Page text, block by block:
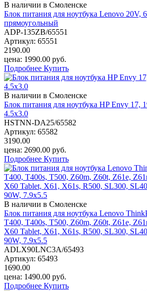
В наличии в Смоленске
Блок питания для ноутбука Lenovo 20V,
прямоугольный
ADP-135ZB/65551
Артикул: 65551
2190.00
цена: 1990.00 руб.
Подробнее Купить
В наличии в Смоленске
Блок питания для ноутбука HP Envy 17,
4.5x3.0
HSTNN-DA25/65582
Артикул: 65582
3190.00
цена: 2690.00 руб.
Подробнее Купить
В наличии в Смоленске
Блок питания для ноутбука Lenovo
T400, T400s, T500, Z60m, Z60t, Z61e,
X60 Tablet, X61, X61s, R500, SL300,
90W, 7.9х5.5
ADLX90LNC3A/65493
Артикул: 65493
1690.00
цена: 1490.00 руб.
Подробнее Купить